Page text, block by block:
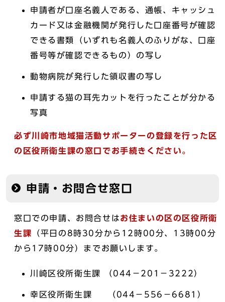
申請者が口座名義人である、通帳、キャッシュ
カード又は金融機関が発行した口座番号が確認
できる書類（いずれも名義人のふりがな、口座
番号等が確認できるもの）の写し
動物病院が発行した領収書の写し
申請する猫の耳先カットを行ったことが分かる
写真
必ず川崎市地域猫活動サポーターの登録を行った区
の区役所衛生課の窓口でお手続きください。
申請・お問合せ窓口
窓口での申請、お問合せはお住まいの区の区役所衛
生課 （平日の8時30分から12時00分、13時00分
から17時00分）までお願いします。
川崎区役所衛生課 （044－201－3222）
幸区役所衛生課 （044－556－6681）